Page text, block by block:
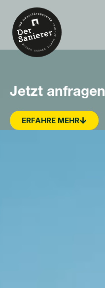
Jetzt anfragen
ERFAHRE MEHR